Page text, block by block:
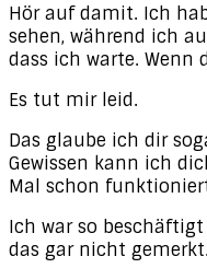
Hör auf damit. Ich
sehen, während ich
dass ich warte.
Es tut mir leid.
Das glaube ich dir
Gewissen kann ich
Mal schon
Ich war so
das gar nicht gemerkt.